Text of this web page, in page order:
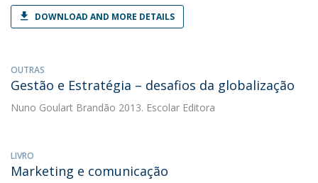
DOWNLOAD AND MORE DETAILS
OUTRAS
Gestão e Estratégia – desafios da globalização
Nuno Goulart Brandão 2013. Escolar Editora
LIVRO
Marketing e comunicação